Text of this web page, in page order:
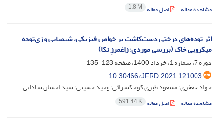
مشاهده مقاله اصل مقاله 1.8 M
اثر توده‌های درختی دست‌کاشت بر خواص فیزیکی، شیمیایی و زی‌توده
میکروبی خاک ‏(بررسی موردی: زاغمرزِ ‏نکا)‏
دوره 7، شماره 1، خرداد 1400، صفحه
123-135
10.30466/JFRD.2021.121003
جواد جعفری؛ مسعود طبری کوچکسرائی؛ وحید حسینی؛ سید احسان ساداتی
مشاهده مقاله اصل مقاله 591.44 K